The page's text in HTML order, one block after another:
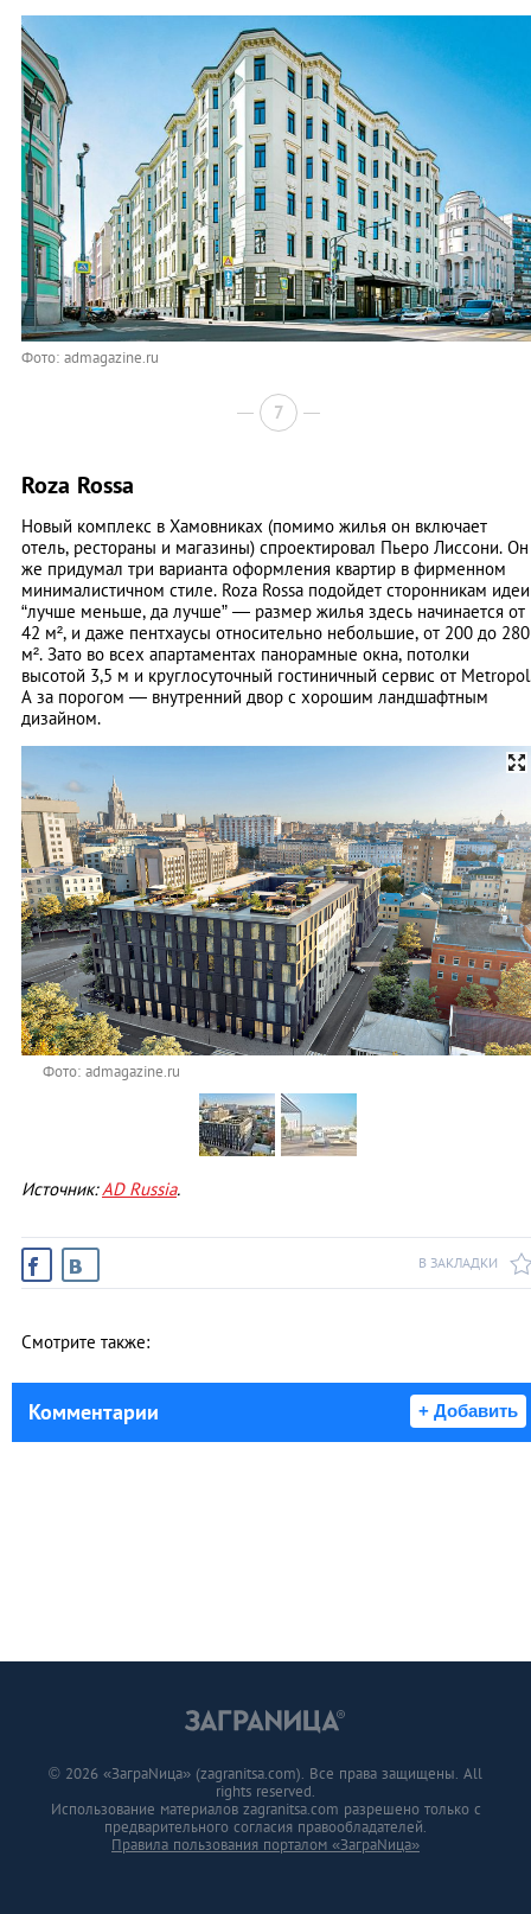
Фото: admagazine.ru
7
Roza Rossa
Новый комплекс в Хамовниках (помимо жилья он включает
отель, рестораны и магазины) спроектировал Пьеро Лиссони. Он
же придумал три варианта ­оформления квартир в фирменном
минималистичном стиле. Roza Rossa подойдет сторонникам идеи
“лучше меньше, да лучше” — размер жилья здесь начинается от
42 м², и даже пентхаусы относительно небольшие, от 200 до 280
м². Зато во всех апартаментах панорамные окна, потолки
высотой 3,5 м и круглосуточный гостиничный сервис от
А за ­порогом — ­внутренний двор с хорошим ­ландшафтным
дизайном.
Фото: admagazine.ru
Источник:AD Russia.
В ЗАКЛАДКИ
Смотрите также:
Комментарии + Добавить
© 2026 «ЗаграNица» (zagranitsa.com). Все права защищены. All
rights reserved.
Использование материалов zagranitsa.com разрешено только с
предварительного согласия правообладателей.
Правила пользования порталом «ЗаграNица»